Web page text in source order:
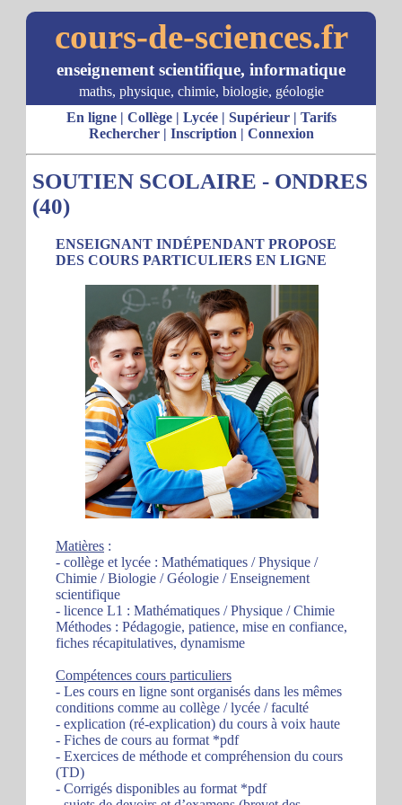
cours-de-sciences.fr
enseignement scientifique, informatique
maths, physique, chimie, biologie, géologie
En ligne| Collège| Lycée| Supérieur| Tarifs
Rechercher| Inscription | Connexion
SOUTIEN SCOLAIRE - ONDRES
(40)
ENSEIGNANT INDÉPENDANT PROPOSE
DES COURS PARTICULIERS EN LIGNE
Matières :
- collège et lycée : Mathématiques / Physique /
Chimie / Biologie / Géologie / Enseignement
scientifique
- licence L1 : Mathématiques / Physique / Chimie
Méthodes : Pédagogie, patience, mise en confiance,
fiches récapitulatives, dynamisme
Compétences cours particuliers
- Les cours en ligne sont organisés dans les mêmes
conditions comme au collège / lycée / faculté
- explication (ré-explication) du cours à voix haute
- Fiches de cours au format *pdf
- Exercices de méthode et compréhension du cours
(TD)
- Corrigés disponibles au format *pdf